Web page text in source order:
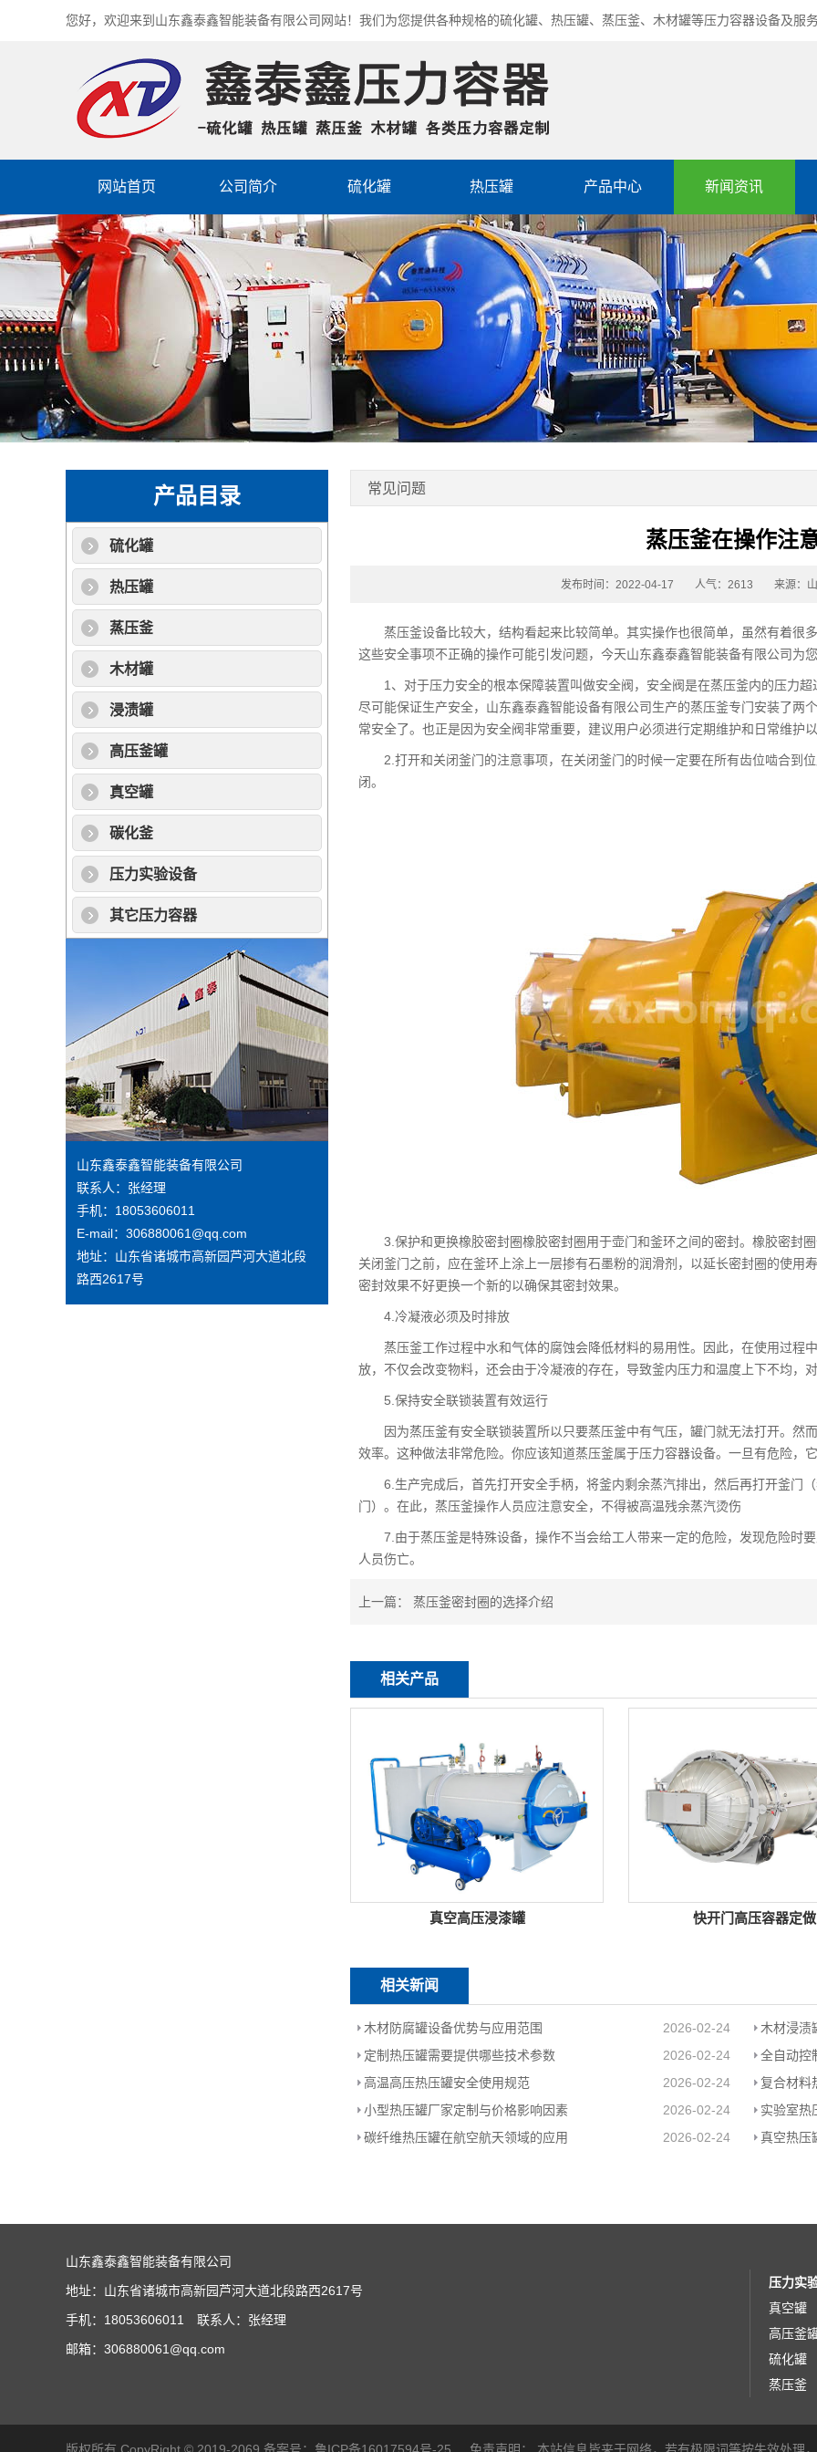
您好，欢迎来到山东鑫泰鑫智能装备有限公司网站！我们为您提供各种规格的硫化罐、热压罐、蒸压釜、木材罐等压力容器设备及服
网站首页 公司简介 硫化罐 热压罐 产品中心 新闻资讯
产品目录
硫化罐
热压罐
蒸压釜
木材罐
浸渍罐
高压釜罐
真空罐
碳化釜
压力实验设备
其它压力容器
山东鑫泰鑫智能装备有限公司
联系人：张经理
手机：18053606011
E-mail：306880061@qq.com
地址：山东省诸城市高新园芦河大道北段
路西2617号
常见问题
蒸压釜在操作注
发布时间：2022-04-17 人气：2613 来源：
蒸压釜设备比较大，结构看起来比较简单。其实操作也很简单，虽然有着很
这些安全事项不正确的操作可能引发问题，今天山东鑫泰鑫智能装备有限公司为
1、对于压力安全的根本保障装置叫做安全阀，安全阀是在蒸压釜内的压力超
尽可能保证生产安全，山东鑫泰鑫智能设备有限公司生产的蒸压釜专门安装了两
常安全了。也正是因为安全阀非常重要，建议用户必须进行定期维护和日常维护
2.打开和关闭釜门的注意事项，在关闭釜门的时候一定要在所有齿位啮合到
闭。
3.保护和更换橡胶密封圈橡胶密封圈用于壶门和釜环之间的密封。橡胶密封
关闭釜门之前，应在釜环上涂上一层掺有石墨粉的润滑剂，以延长密封圈的使用
密封效果不好更换一个新的以确保其密封效果。
4.冷凝液必须及时排放
蒸压釜工作过程中水和气体的腐蚀会降低材料的易用性。因此，在使用过程
放，不仅会改变物料，还会由于冷凝液的存在，导致釜内压力和温度上下不均，
5.保持安全联锁装置有效运行
因为蒸压釜有安全联锁装置所以只要蒸压釜中有气压，罐门就无法打开。然
效率。这种做法非常危险。你应该知道蒸压釜属于压力容器设备。一旦有危险，
6.生产完成后，首先打开安全手柄，将釜内剩余蒸汽排出，然后再打开釜门
门）。在此，蒸压釜操作人员应注意安全，不得被高温残余蒸汽烫伤
7.由于蒸压釜是特殊设备，操作不当会给工人带来一定的危险，发现危险时
人员伤亡。
上一篇： 蒸压釜密封圈的选择介绍
相关产品
真空高压浸漆罐 快开门高压容器定做
相关新闻
木材防腐罐设备优势与应用范围 2026-02-24
木材浸渍
定制热压罐需要提供哪些技术参数
2026-02-24
全自动控
高温高压热压罐安全使用规范
2026-02-24
复合材料
小型热压罐厂家定制与价格影响因素
2026-02-24
实验室热
碳纤维热压罐在航空航天领域的应用
2026-02-24 真空热压
山东鑫泰鑫智能装备有限公司
地址：山东省诸城市高新园芦河大道北段路西2617号
手机：18053606011 联系人：张经理
邮箱：306880061@qq.com
压力实
真空罐
高压釜
硫化罐
蒸压釜
版权所有 CopyRight © 2019-2069 备案号： 鲁ICP备16017594号-25 免责声明： 本站信息皆来于网络，若有极限词等按失效处理